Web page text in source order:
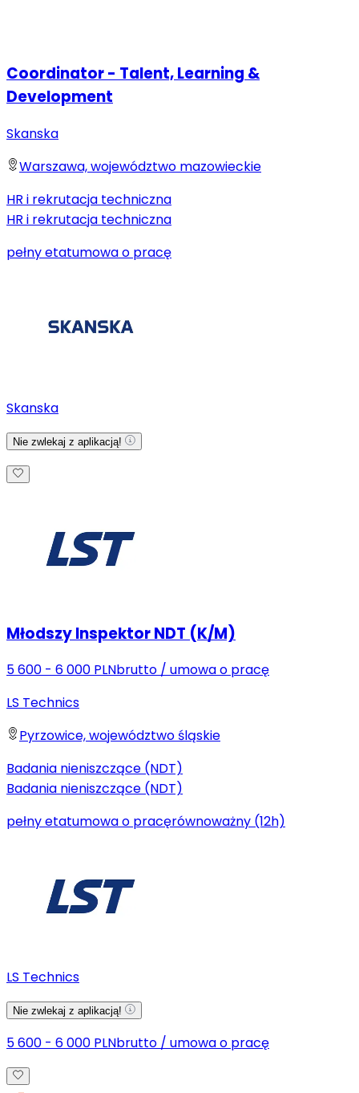
Coordinator - Talent, Learning &
Development
Skanska
Warszawa, województwo mazowieckie
HR i rekrutacja techniczna
HR i rekrutacja techniczna
pełny etatumowa o pracę
Skanska
Nie zwlekaj z aplikacją!
Młodszy Inspektor NDT (K/M)
5 600 - 6 000 PLNbrutto / umowa o pracę
LS Technics
Pyrzowice, województwo śląskie
Badania nieniszczące (NDT)
Badania nieniszczące (NDT)
pełny etatumowa o pracęrównoważny (12h)
LS Technics
Nie zwlekaj z aplikacją!
5 600 - 6 000 PLNbrutto / umowa o pracę